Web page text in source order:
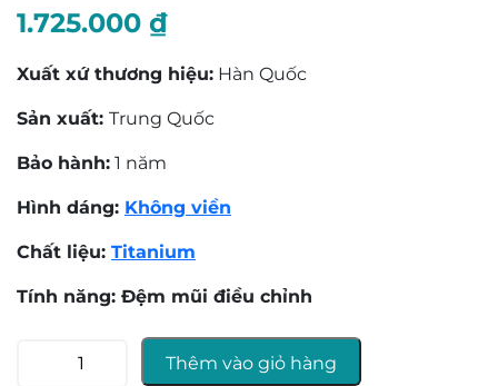
1.725.000 ₫
Xuất xứ thương hiệu: Hàn Quốc
Sản xuất: Trung Quốc
Bảo hành: 1 năm
Hình dáng: Không viền
Chất liệu: Titanium
Tính năng: Đệm mũi điều chỉnh
Thêm vào giỏ hàng